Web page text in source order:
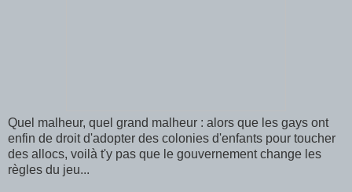
Quel malheur, quel grand malheur : alors que les gays ont
enfin de droit d'adopter des colonies d'enfants pour toucher
des allocs, voilà t'y pas que le gouvernement change les
règles du jeu...